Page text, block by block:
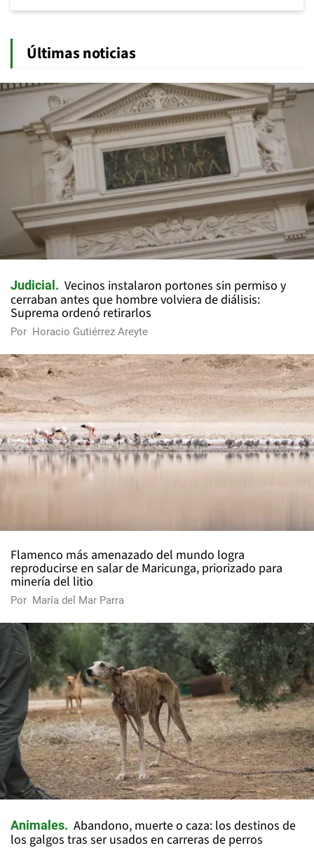
Últimas noticias
Judicial
Vecinos instalaron portones sin permiso y
cerraban antes que hombre volviera de diálisis:
Suprema ordenó retirarlos
Por Horacio Gutiérrez Areyte
Flamenco más amenazado del mundo logra
reproducirse en salar de Maricunga, priorizado para
minería del litio
Por María del Mar Parra
Animales
Abandono, muerte o caza: los destinos de
los galgos tras ser usados en carreras de perros